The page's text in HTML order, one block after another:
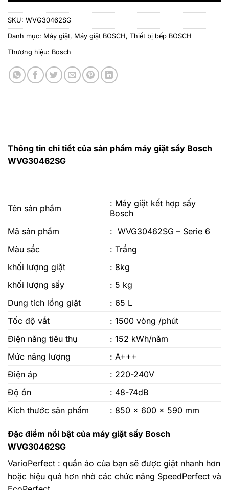
SKU: WVG30462SG
Danh mục: Máy giặt, Máy giặt BOSCH, Thiết bị bếp BOSCH
Thương hiệu: Bosch
Thông tin chi tiết của sản phẩm máy giặt sấy Bosch
WVG30462SG
Tên sản phẩm
: Máy giặt kết hợp sấy
Bosch
Mã sản phẩm
: WVG30462SG – Serie 6
Màu sắc
: Trắng
khối lượng giặt
: 8kg
khối lượng sấy
: 5 kg
Dung tích lồng giặt
: 65 L
Tốc độ vắt
: 1500 vòng /phút
Điện năng tiêu thụ
: 152 kWh/năm
Mức năng lượng
: A+++
Điện áp
: 220-240V
Độ ồn
: 48-74dB
Kích thước sản phẩm
: 850 x 600 x 590 mm
Đặc điểm nổi bật của máy giặt sấy Bosch
WVG30462SG
VarioPerfect : quần áo của bạn sẽ được giặt nhanh hơn
hoặc hiệu quả hơn nhờ các chức năng SpeedPerfect và